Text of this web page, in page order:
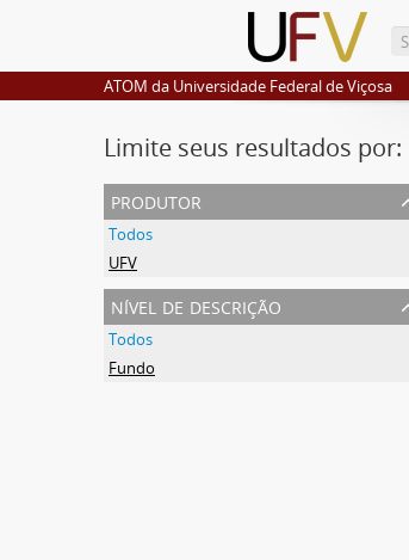
ATOM da Universidade Federal de Viçosa
Limite seus resultados por:
produtor
Todos
UFV
nível de descrição
Todos
Fundo